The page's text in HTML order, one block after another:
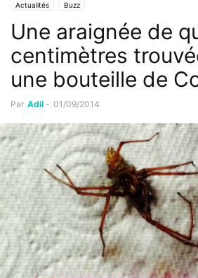
Actualités Buzz
Une araignée de
centimètres
une bouteille de
Par Adil - 01/09/2014